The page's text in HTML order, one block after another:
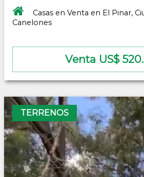
Casas en Venta en El Pinar,
Canelones
Venta US$
TERRENOS